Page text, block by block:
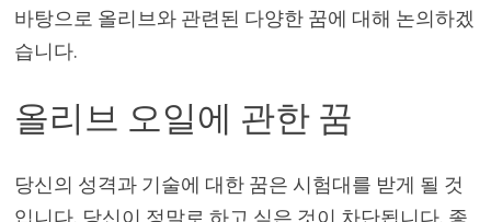
바탕으로 올리브와 관련된 다양한 꿈에 대해 논의하겠
습니다.
올리브 오일에 관한 꿈
당신의 성격과 기술에 대한 꿈은 시험대를 받게 될 것